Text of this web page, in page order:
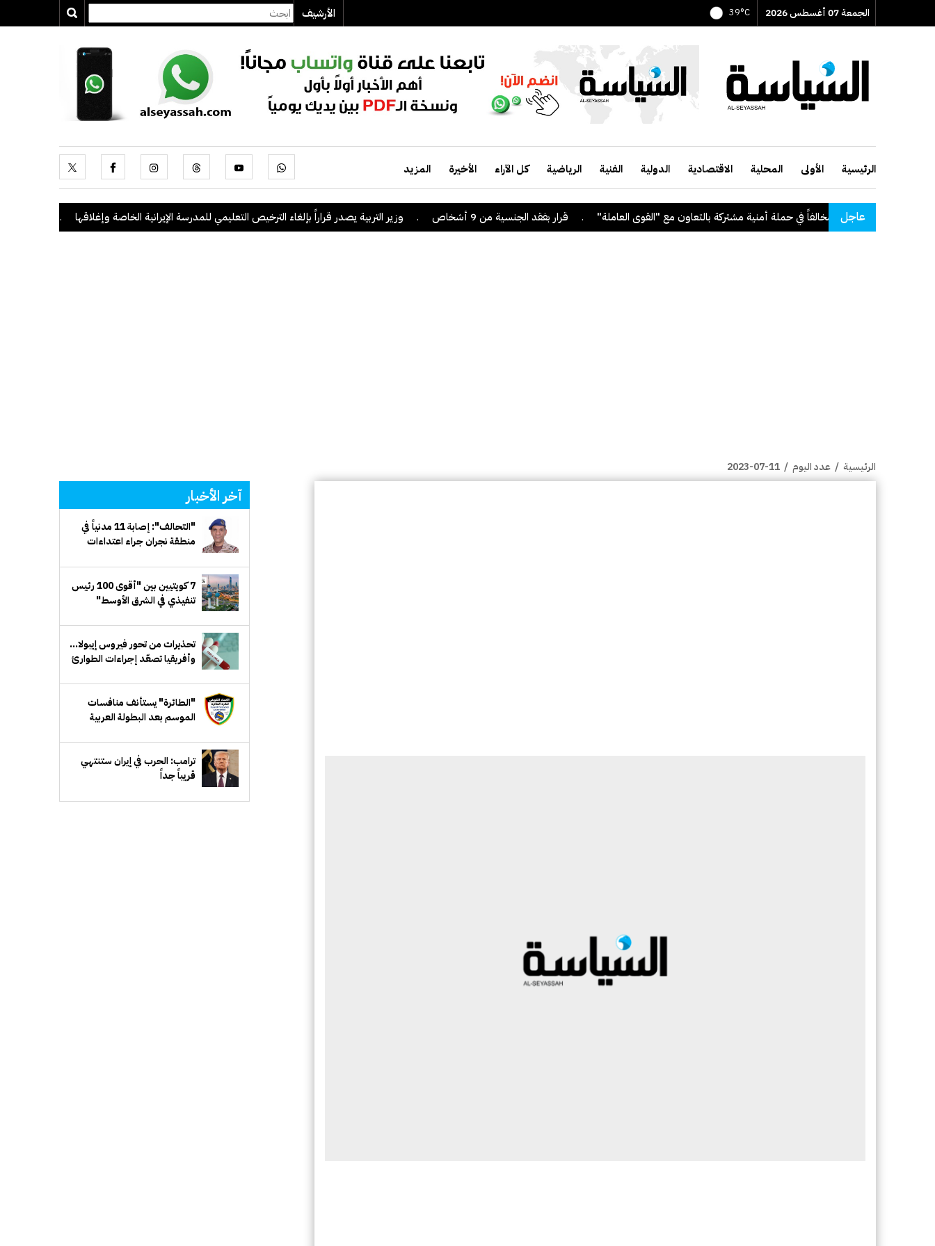
الجمعة 07 أغسطس 2026 39°C الأرشيف
الرئيسية الأولى المحلية الاقتصادية الدولية الفنية الرياضية كل الآراء الأخيرة المزيد
عاجل . قرار بفقد الجنسية من 9 أشخاص . وزير التربية يصدر قراراً بإلغاء الترخيص التعليمي للمدرسة الإيرانية الخاصة وإغلاقها . "الداخلية": ضبط 56 مخالفاً في حملة أمنية مشتركة بالتعاون مع "القوى العاملة"
الرئيسية / عدد اليوم /
2023-07-11
آخر الأخبار
"التحالف": إصابة 11 مدنياً في
منطقة نجران جراء اعتداءات
7 كويتيين بين "أقوى 100 رئيس
تنفيذي في الشرق الأوسط"
تحذيرات من تحور فيروس إيبولا...
وأفريقيا تصعّد إجراءات الطوارئ
"الطائرة" يستأنف منافسات
الموسم بعد البطولة العربية
ترامب: الحرب في إيران ستنتهي
قريباً جداً